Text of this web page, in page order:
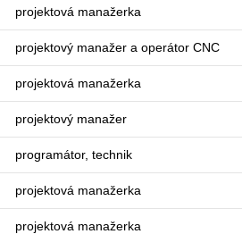
projektová manažerka
projektový manažer a operátor CNC
projektová manažerka
projektový manažer
programátor, technik
projektová manažerka
projektová manažerka